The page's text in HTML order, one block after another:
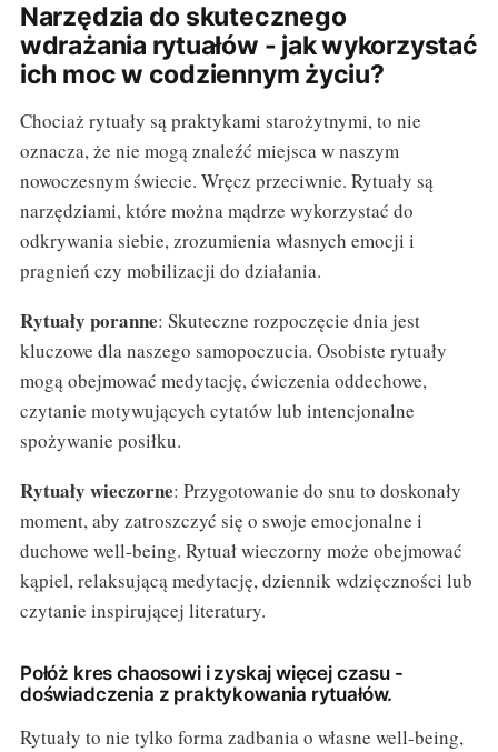
Narzędzia do skutecznego
wdrażania rytuałów - jak wykorzystać
ich moc w codziennym życiu?
Chociaż rytuały są praktykami starożytnymi, to nie
oznacza, że nie mogą znaleźć miejsca w naszym
nowoczesnym świecie. Wręcz przeciwnie. Rytuały są
narzędziami, które można mądrze wykorzystać do
odkrywania siebie, zrozumienia własnych emocji i
pragnień czy mobilizacji do działania.
Rytuały poranne: Skuteczne rozpoczęcie dnia jest
kluczowe dla naszego samopoczucia. Osobiste rytuały
mogą obejmować medytację, ćwiczenia oddechowe,
czytanie motywujących cytatów lub intencjonalne
spożywanie posiłku.
Rytuały wieczorne: Przygotowanie do snu to doskonały
moment, aby zatroszczyć się o swoje emocjonalne i
duchowe well-being. Rytuał wieczorny może obejmować
kąpiel, relaksującą medytację, dziennik wdzięczności lub
czytanie inspirującej literatury.
Połóż kres chaosowi i zyskaj więcej czasu -
doświadczenia z praktykowania rytuałów.
Rytuały to nie tylko forma zadbania o własne well-being,